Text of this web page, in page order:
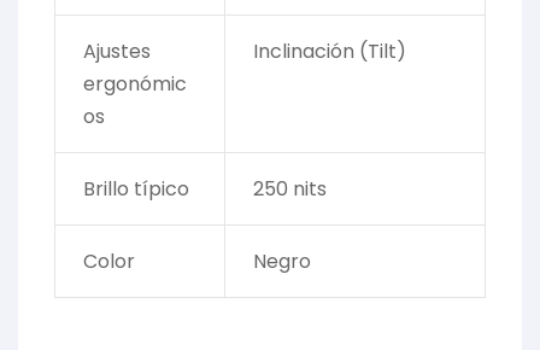
Ajustes
ergonómic
os
Inclinación (Tilt)
Brillo típico 250 nits
Color Negro